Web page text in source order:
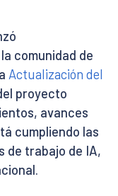
comunidad de
Actualización del
proyecto
avances
cumpliendo las
de trabajo de IA,